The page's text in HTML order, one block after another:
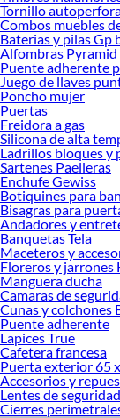
Bombas de
Hamaca
Terrazas
Bomba de calor
Más productos con
Fitness
Spinning
Bicicletas
Elípticas
Mancuernas y
Bicicletas
Trotadora
Tornillo
Combos muebles
Baterias y pilas Gp
Alfombras
Puente adherente
Juego de llaves
Poncho mujer
Puertas
Freidora a gas
Silicona de alta
Ladrillos bloques y
Sartenes Paelleras
Enchufe Gewiss
Botiquines para
Bisagras para
Andadores y
Banquetas Tela
Maceteros y
Floreros y jarrones
Manguera ducha
Camaras de
Cunas y colchones
Puente adherente
Lapices True
Cafetera francesa
Puerta exterior 65
Accesorios y
Lentes de
Cierres